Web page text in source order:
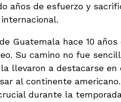
años de esfuerzo y
Guatemala hace 10
Su camino no fue
llevaron a destacarse en
al continente
durante la